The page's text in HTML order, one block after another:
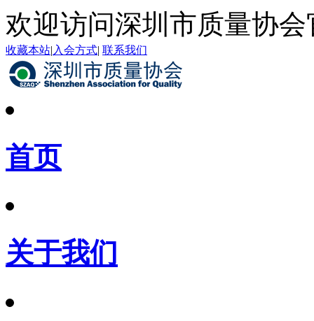
欢迎访问深圳市质量协会
收藏本站| 入会方式| 联系我们
首页
关于我们